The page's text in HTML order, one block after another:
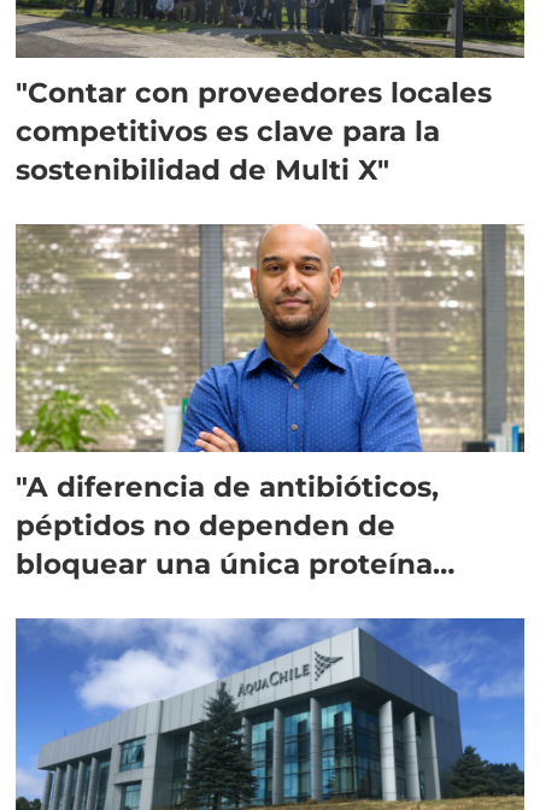
"Contar con proveedores locales
competitivos es clave para la
sostenibilidad de Multi X"
"A diferencia de antibióticos,
péptidos no dependen de
bloquear una única proteína